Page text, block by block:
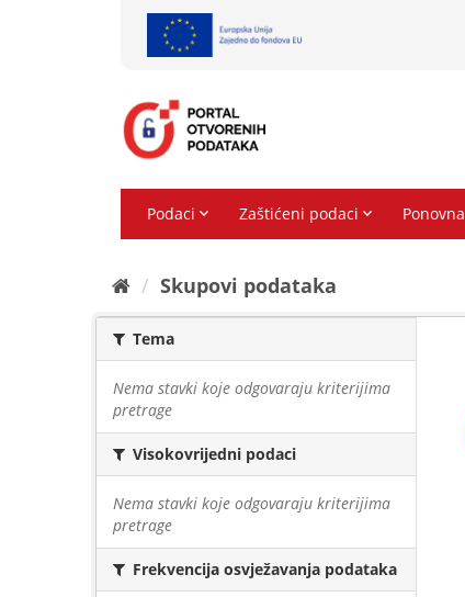
Skupovi podаtаkа
Tema
Nema stavki koje odgovaraju kriterijima
pretrage
Visokovrijedni podaci
Nema stavki koje odgovaraju kriterijima
pretrage
Frekvencija osvježavanja podataka